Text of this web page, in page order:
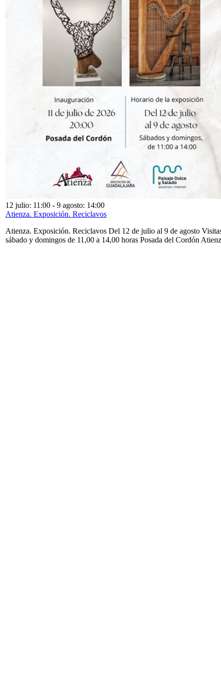
12 julio: 11:00 - 9 agosto: 14:00
Atienza. Exposición. Reciclavos
Atienza. Exposición. Reciclavos Del 12 de julio al 9 de agosto
sábado y domingos de 11,00 a 14,00 horas Posada del Cordón